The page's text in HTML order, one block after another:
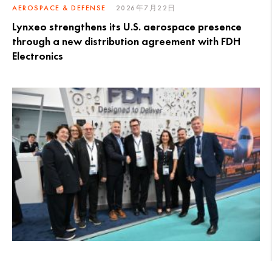
AEROSPACE & DEFENSE 2026年7月22日
Lynxeo strengthens its U.S. aerospace presence
through a new distribution agreement with FDH
Electronics